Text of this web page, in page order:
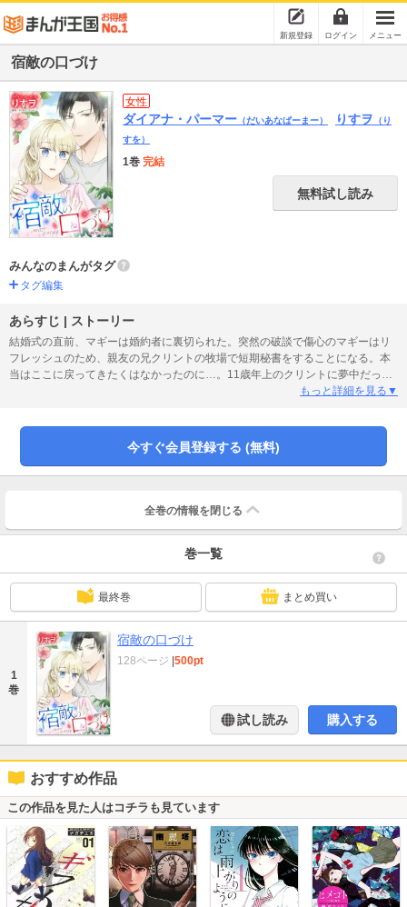
新規登録 ログイン メニュー
宿敵の口づけ
女性
ダイアナ・パーマー （だいあなぱーまー） りすヲ （り
すを）
1巻 完結
無料試し読み
みんなのまんがタグ
タグ編集
あらすじ | ストーリー
結婚式の直前、マギーは婚約者に裏切られた。突然の破談で傷心のマギーはリ
フレッシュのため、親友の兄クリントの牧場で短期秘書をすることになる。本
当はここに戻ってきたくはなかったのに…。11歳年上のクリントに夢中だった
マギーは17歳の時、意を決して告白するも子ども扱いされ、ふられてしまった
て。迎えに来た彼は大人の男性の魅力を増していたが、あいかわらず強引で自
もっと詳細を見る▼
今すぐ会員登録する (無料)
全巻の情報を 閉じる
巻一覧
最終巻 まとめ買い
1
巻
宿敵の口づけ
128ページ 500pt
試し読み 購入する
おすすめ作品
この作品を見た人はコチラも見ています